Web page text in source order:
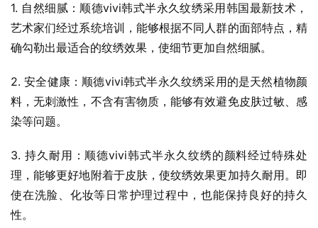
1. 自然细腻：顺德vivi韩式半永久纹绣采用韩国最新技术，
艺术家们经过系统培训，能够根据不同人群的面部特点，精
确勾勒出最适合的纹绣效果，使细节更加自然细腻。
2. 安全健康：顺德vivi韩式半永久纹绣采用的是天然植物颜
料，无刺激性，不含有害物质，能够有效避免皮肤过敏、感
染等问题。
3. 持久耐用：顺德vivi韩式半永久纹绣的颜料经过特殊处
理，能够更好地附着于皮肤，使纹绣效果更加持久耐用。即
使在洗脸、化妆等日常护理过程中，也能保持良好的持久
性。